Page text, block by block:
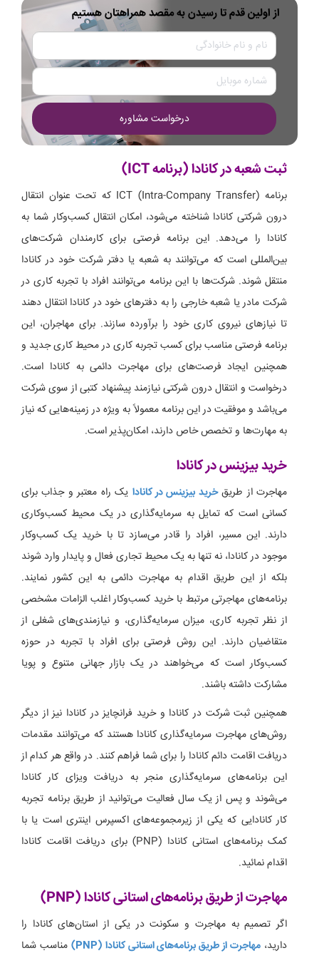
از اولین قدم تا رسیدن به مقصد همراهتان هستیم
درخواست مشاوره
ثبت شعبه در کانادا (برنامه ICT)
برنامه ICT (Intra-Company Transfer) که تحت عنوان انتقال
درون شرکتی کانادا شناخته می‌شود، امکان انتقال کسب‌و‌کار شما به
کانادا را می‌دهد. این برنامه فرصتی برای کارمندان شرکت‌های
بین‌المللی است که می‌توانند به شعبه یا دفتر شرکت خود در کانادا
منتقل شوند. شرکت‌ها با این برنامه می‌توانند افراد با تجربه کاری در
شرکت مادر یا شعبه خارجی را به دفترهای خود در کانادا انتقال دهند
تا نیازهای نیروی کاری خود را برآورده سازند. برای مهاجران، این
برنامه فرصتی مناسب برای کسب تجربه کاری در محیط کاری جدید و
همچنین ایجاد فرصت‌های برای مهاجرت دائمی به کانادا است.
درخواست و انتقال درون شرکتی نیازمند پیشنهاد کتبی از سوی شرکت
می‌باشد و موفقیت در این برنامه معمولاً به ویژه در زمینه‌هایی که نیاز
به مهارت‌ها و تخصص خاص دارند، امکان‌پذیر است.
خرید بیزینس در کانادا
مهاجرت از طریقخرید بیزینس در کانادا یک راه معتبر و جذاب برای
کسانی است که تمایل به سرمایه‌گذاری در یک محیط کسب‌وکاری
دارند. این مسیر، افراد را قادر می‌سازد تا با خرید یک کسب‌و‌کار
موجود در کانادا، نه تنها به یک محیط تجاری فعال و پایدار وارد شوند
بلکه از این طریق اقدام به مهاجرت دائمی به این کشور نمایند.
برنامه‌های مهاجرتی مرتبط با خرید کسب‌و‌کار اغلب الزامات مشخصی
از نظر تجربه کاری، میزان سرمایه‌گذاری، و نیازمندی‌های شغلی از
متقاضیان دارند. این روش فرصتی برای افراد با تجربه در حوزه
کسب‌و‌کار است که می‌خواهند در یک بازار جهانی متنوع و پویا
مشارکت داشته باشند.
همچنین ثبت شرکت در کانادا و خرید فرانچایز در کانادا نیز از دیگر
روش‌های مهاجرت سرمایه‌گذاری کانادا هستند که می‌توانند مقدمات
دریافت اقامت دائم کانادا را برای شما فراهم کنند. در واقع هر کدام از
این برنامه‌های سرمایه‌گذاری منجر به دریافت ویزای کار کانادا
می‌شوند و پس از یک سال فعالیت می‌توانید از طریق برنامه تجربه
کار کانادایی که یکی از زیرمجموعه‌های اکسپرس اینتری است یا با
کمک برنامه‌های استانی کانادا (PNP) برای دریافت اقامت کانادا
اقدام نمائید.
مهاجرت از طریق برنامه‌های استانی کانادا (PNP)
اگر تصمیم به مهاجرت و سکونت در یکی از استان‌های کانادا را
دارید، مهاجرت از طریق برنامه‌های استانی کانادا (PNP)
مناسب شما